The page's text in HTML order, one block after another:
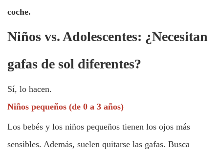
coche.
Niños vs. Adolescentes: ¿Necesitan
gafas de sol diferentes?
Sí, lo hacen.
Niños pequeños (de 0 a 3 años)
Los bebés y los niños pequeños tienen los ojos más
sensibles. Además, suelen quitarse las gafas. Busca